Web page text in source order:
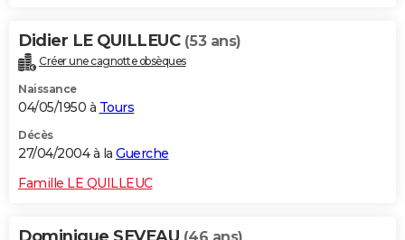
Didier LE QUILLEUC (53 ans)
Créer une cagnotte obsèques
Naissance
04/05/1950 à Tours
Décès
27/04/2004 à la Guerche
Famille LE QUILLEUC